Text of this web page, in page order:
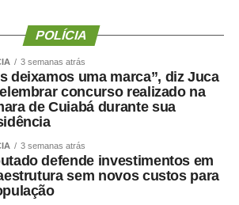
atividades esportivas. “A inclusão
e a realização de disputas na
mais uma evolução dos
ampliam as oportunidades de
os espaços públicos do município
ainda mais atrativa para atletas,
O esporte tem a capacidade
inclusão e contribuir para a
população”, explicou.
POLÍCIA
3 semanas atrás
deixamos uma marca”, diz Juca
concurso realizado na
de Cuiabá durante sua
3 semanas atrás
defende investimentos em
sem novos custos para